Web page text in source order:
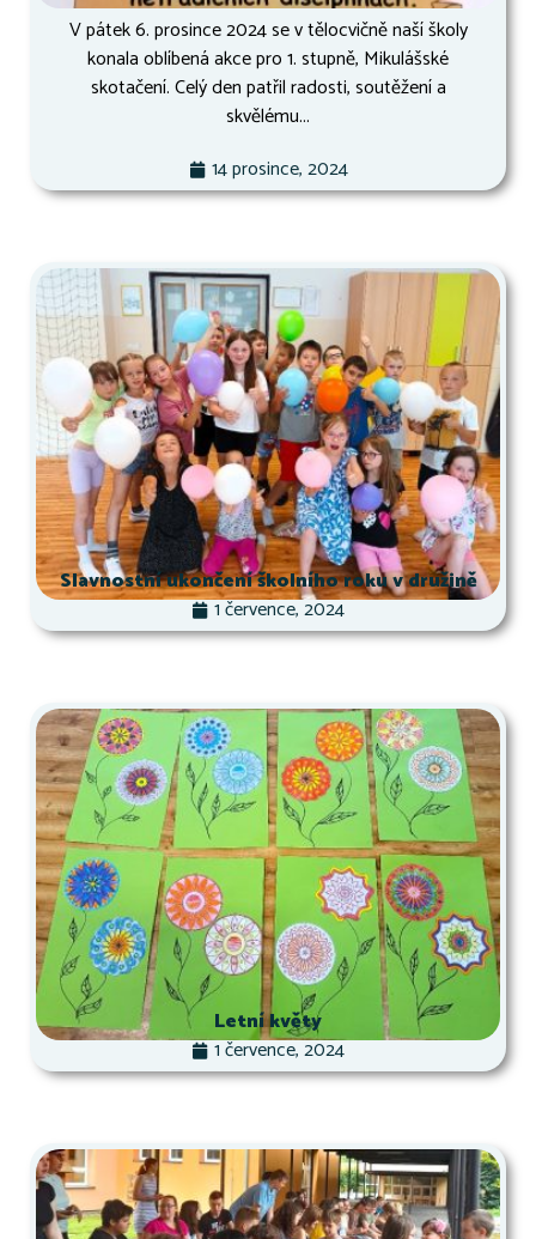
V pátek 6. prosince 2024 se v tělocvičně naší školy
konala oblíbená akce pro 1. stupně, Mikulášské
skotačení. Celý den patřil radosti, soutěžení a
skvělému...
14 prosince, 2024
Slavnostní ukončení školního roku v družině
1 července, 2024
Letní květy
1 července, 2024